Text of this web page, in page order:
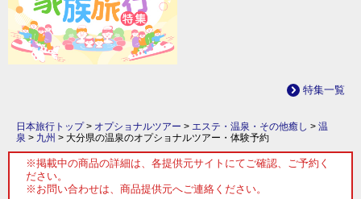
特集一覧
日本旅行トップ> オプショナルツアー > エステ・温泉・その他癒し > 温
泉 > 九州 > 大分県の温泉のオプショナルツアー・体験予約
※掲載中の商品の詳細は、各提供元サイトにてご確認、ご予約く
ださい。
※お問い合わせは、商品提供元へご連絡ください。